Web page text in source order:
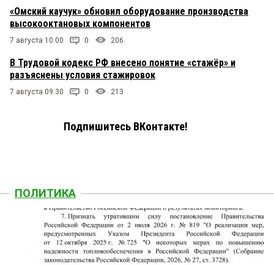
«Омский каучук» обновил оборудование производства
высокооктановых компонентов
7 августа 10:00 0 206
В Трудовой кодекс РФ внесено понятие «стажёр» и
разъяснены условия стажировок
7 августа 09:30 0 213
Подпишитесь ВКонтакте!
ПОЛИТИКА